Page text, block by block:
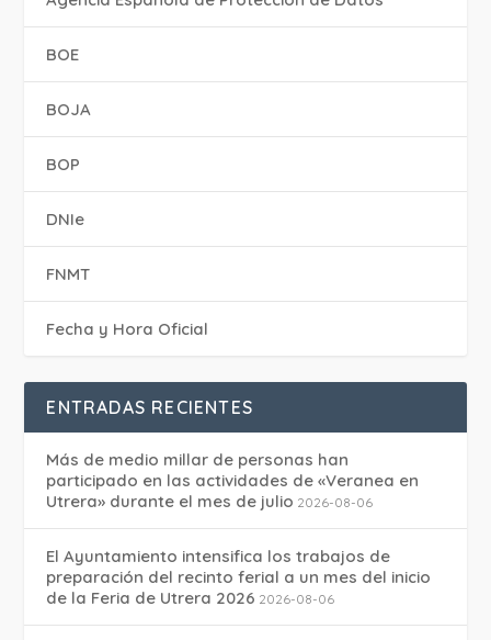
BOE
BOJA
BOP
DNIe
FNMT
Fecha y Hora Oficial
ENTRADAS RECIENTES
Más de medio millar de personas han
participado en las actividades de «Veranea en
Utrera» durante el mes de julio 2026-08-06
El Ayuntamiento intensifica los trabajos de
preparación del recinto ferial a un mes del inicio
de la Feria de Utrera 2026 2026-08-06